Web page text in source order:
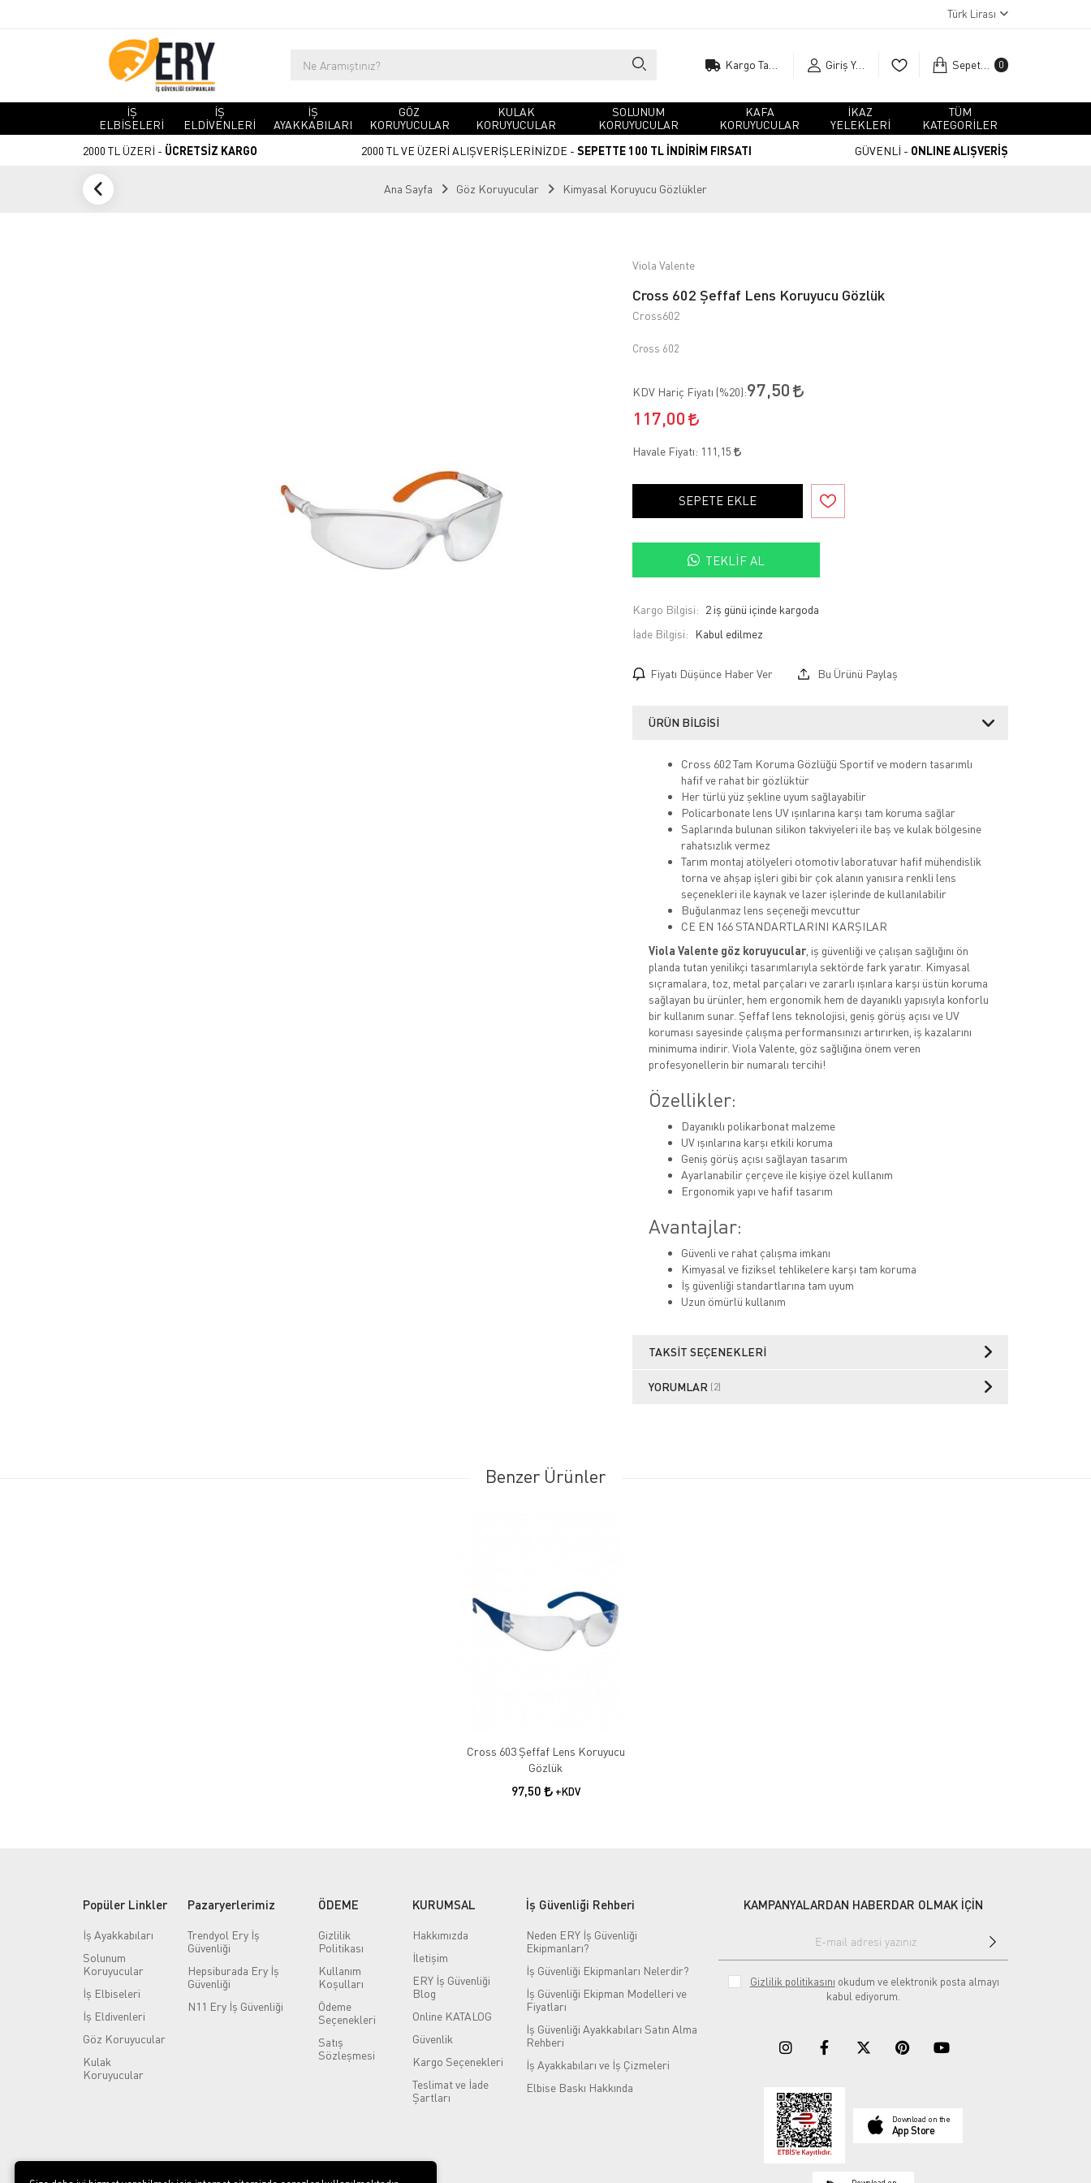
Türk Lirası
Giriş Yap Sepetim 0
İŞ
ELBİSELERİ
İŞ
ELDİVENLERİ
İŞ
AYAKKABILARI
GÖZ
KORUYUCULAR
KULAK
KORUYUCULAR
SOLUNUM
KORUYUCULAR
KAFA
KORUYUCULAR
İKAZ
YELEKLERİ
TÜM
KATEGORİLER
2000 TL ÜZERİ - ÜCRETSİZ KARGO 2000 TL VE ÜZERİ ALIŞVERİŞLERİNİZDE - SEPETTE 100 TL İNDİRİM FIRSATI GÜVENLİ - ONLINE ALIŞVERİŞ
Ana Sayfa Göz Koruyucular Kimyasal Koruyucu Gözlükler
Viola Valente
Cross 602 Şeffaf Lens Koruyucu Gözlük
Cross602
Cross 602
KDV Hariç Fiyatı (%20):97,50
117,00
Havale Fiyatı: 111,15
SEPETE EKLE
TEKLIF AL
Kargo Bilgisi: 2 iş günü içinde kargoda
İade Bilgisi:
Fiyatı Düşünce Haber Ver Bu Ürünü Paylaş
ÜRÜN BILGISI
Cross 602 Tam Koruma Gözlüğü Sportif ve modern tasarımlı
hafif ve rahat bir gözlüktür
Her türlü yüz şekline uyum sağlayabilir
Policarbonate lens UV ışınlarına karşı tam koruma sağlar
Saplarında bulunan silikon takviyeleri ile baş ve kulak bölgesine
rahatsızlık vermez
Tarım montaj atölyeleri otomotiv laboratuvar hafif mühendislik
torna ve ahşap işleri gibi bir çok alanın yanısıra renkli lens
seçenekleri ile kaynak ve lazer işlerinde de kullanılabilir
Buğulanmaz lens seçeneği mevcuttur
CE EN 166 STANDARTLARINI KARŞILAR
Viola Valente göz koruyucular, iş güvenliği ve çalışan sağlığını ön
planda tutan yenilikçi tasarımlarıyla sektörde fark yaratır. Kimyasal
sıçramalara, toz, metal parçaları ve zararlı ışınlara karşı üstün koruma
sağlayan bu ürünler, hem ergonomik hem de dayanıklı yapısıyla konforlu
bir kullanım sunar. Şeffaf lens teknolojisi, geniş görüş açısı ve UV
koruması sayesinde çalışma performansınızı artırırken, iş kazalarını
minimuma indirir. Viola Valente, göz sağlığına önem veren
profesyonellerin bir numaralı tercihi!
Özellikler:
Dayanıklı polikarbonat malzeme
UV ışınlarına karşı etkili koruma
Geniş görüş açısı sağlayan tasarım
Ayarlanabilir çerçeve ile kişiye özel kullanım
Ergonomik yapı ve hafif tasarım
Avantajlar:
Güvenli ve rahat çalışma imkanı
Kimyasal ve fiziksel tehlikelere karşı tam koruma
İş güvenliği standartlarına tam uyum
Uzun ömürlü kullanım
TAKSIT SEÇENEKLERI
YORUMLAR (2)
Benzer Ürünler
Cross 603 Şeffaf Lens Koruyucu
Gözlük
97,50 +KDV
Popüler Linkler
İş Ayakkabıları
Solunum
Koruyucular
İş Elbiseleri
İş Eldivenleri
Göz Koruyucular
Kulak
Koruyucular
Pazaryerlerimiz
Trendyol Ery İş
Güvenliği
Hepsiburada Ery İş
Güvenliği
N11 Ery İş Güvenliği
ÖDEME
Gizlilik
Politikası
Kullanım
Koşulları
Ödeme
Seçenekleri
Satış
Sözleşmesi
KURUMSAL
Hakkımızda
İletişim
ERY İş Güvenliği
Blog
Online KATALOG
Güvenlik
Kargo Seçenekleri
Teslimat ve İade
Şartları
İş Güvenliği Rehberi
Neden ERY İş Güvenliği
Ekipmanları?
İş Güvenliği Ekipmanları Nelerdir?
İş Güvenliği Ekipman Modelleri ve
Fiyatları
İş Güvenliği Ayakkabıları Satın Alma
Rehberi
İş Ayakkabıları ve İş Çizmeleri
Elbise Baskı Hakkında
KAMPANYALARDAN HABERDAR OLMAK İÇİN
Gizlilik politikasını okudum ve elektronik posta almayı
kabul ediyorum.
Download on the
App Store